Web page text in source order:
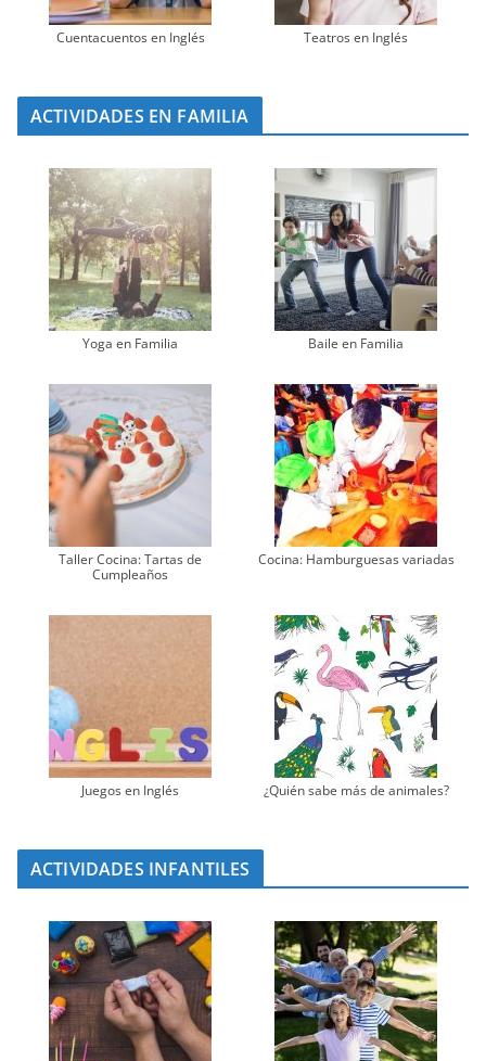
Cuentacuentos en Inglés Teatros en Inglés
ACTIVIDADES EN FAMILIA
Yoga en Familia Baile en Familia
Taller Cocina: Tartas de
Cumpleaños
Cocina: Hamburguesas variadas
Juegos en Inglés ¿Quién sabe más de animales?
ACTIVIDADES INFANTILES